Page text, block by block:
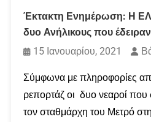
Έκτακτη Ενημέρωση: Η
δυο Ανήλικους που
15 Ιανουαρίου, 2021
Σύμφωνα με πληροφορίες
ρεπορτάζ οι δυο νεαροί
τον σταθμάρχη του Μετρό